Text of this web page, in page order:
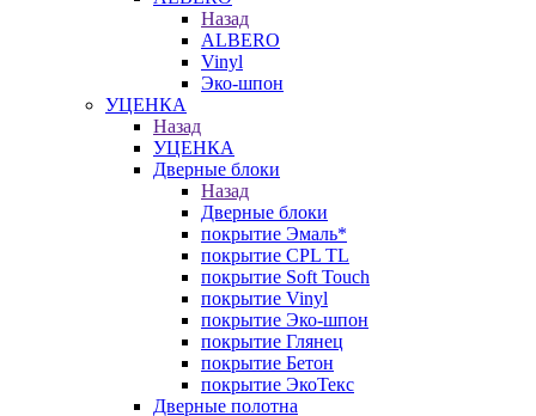
Назад
ALBERO
Vinyl
Эко-шпон
УЦЕНКА
Назад
УЦЕНКА
Дверные блоки
Назад
Дверные блоки
покрытие Эмаль*
покрытие CPL TL
покрытие Soft Touch
покрытие Vinyl
покрытие Эко-шпон
покрытие Глянец
покрытие Бетон
покрытие ЭкоТекс
Дверные полотна